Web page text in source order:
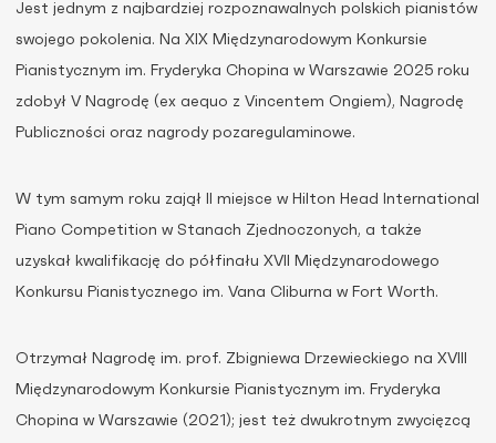
Jest jednym z najbardziej rozpoznawalnych polskich pianistów
swojego pokolenia. Na XIX Międzynarodowym Konkursie
Pianistycznym im. Fryderyka Chopina w Warszawie 2025 roku
zdobył V Nagrodę (ex aequo z Vincentem Ongiem), Nagrodę
Publiczności oraz nagrody pozaregulaminowe.
W tym samym roku zajął II miejsce w Hilton Head International
Piano Competition w Stanach Zjednoczonych, a także
uzyskał kwalifikację do półfinału XVII Międzynarodowego
Konkursu Pianistycznego im. Vana Cliburna w Fort Worth.
Otrzymał Nagrodę im. prof. Zbigniewa Drzewieckiego na XVIII
Międzynarodowym Konkursie Pianistycznym im. Fryderyka
Chopina w Warszawie (2021); jest też dwukrotnym zwycięzcą